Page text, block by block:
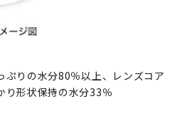
ぷりの水分80％以上、レンズコア
り形状保持の水分33％